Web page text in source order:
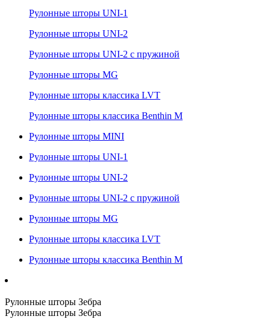
Рулонные шторы UNI-1
Рулонные шторы UNI-2
Рулонные шторы UNI-2 с пружиной
Рулонные шторы MG
Рулонные шторы классика LVT
Рулонные шторы классика Benthin M
Рулонные шторы MINI
Рулонные шторы UNI-1
Рулонные шторы UNI-2
Рулонные шторы UNI-2 с пружиной
Рулонные шторы MG
Рулонные шторы классика LVT
Рулонные шторы классика Benthin M
Рулонные шторы Зебра
Рулонные шторы Зебра